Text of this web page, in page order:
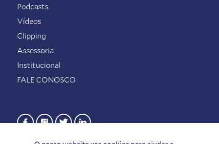
Podcasts
Vídeos
Clipping
Assessoria
Institucional
FALE CONOSCO